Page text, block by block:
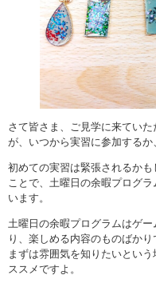
さて皆さま、ご見学に来てい
が、いつから実習に参加する
初めての実習は緊張されるか
ことで、土曜日の余暇プログ
います。
土曜日の余暇プログラムはゲ
り、楽しめる内容のものばかり
まずは雰囲気を知りたいとい
ススメですよ。